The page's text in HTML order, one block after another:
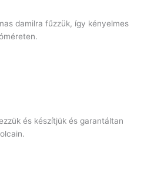
damilra fűzzük, így kényelmes
és készítjük és garantáltan